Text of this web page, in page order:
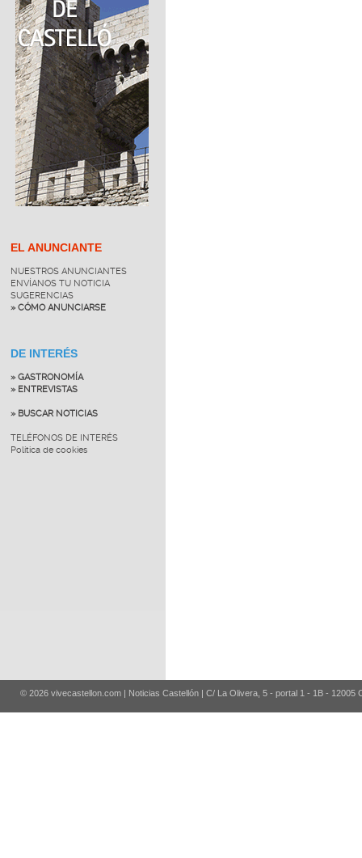
EL ANUNCIANTE
NUESTROS ANUNCIANTES
ENVÍANOS TU NOTICIA
SUGERENCIAS
» CÓMO ANUNCIARSE
DE INTERÉS
» GASTRONOMÍA
» ENTREVISTAS
» BUSCAR NOTICIAS
TELÉFONOS DE INTERÉS
Política de cookies
© 2026 vivecastellon.com | Noticias Castellón | C/ La Olivera, 5 - portal 1 - 1B - 12005